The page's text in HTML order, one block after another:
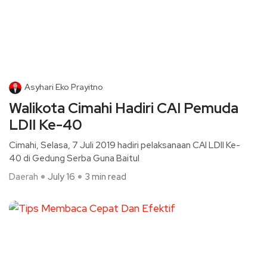
Asyhari Eko Prayitno
Walikota Cimahi Hadiri CAI Pemuda
LDII Ke-40
Cimahi, Selasa, 7 Juli 2019 hadiri pelaksanaan CAI LDII Ke-
40 di Gedung Serba Guna Baitul
Daerah
July 16 3 min read